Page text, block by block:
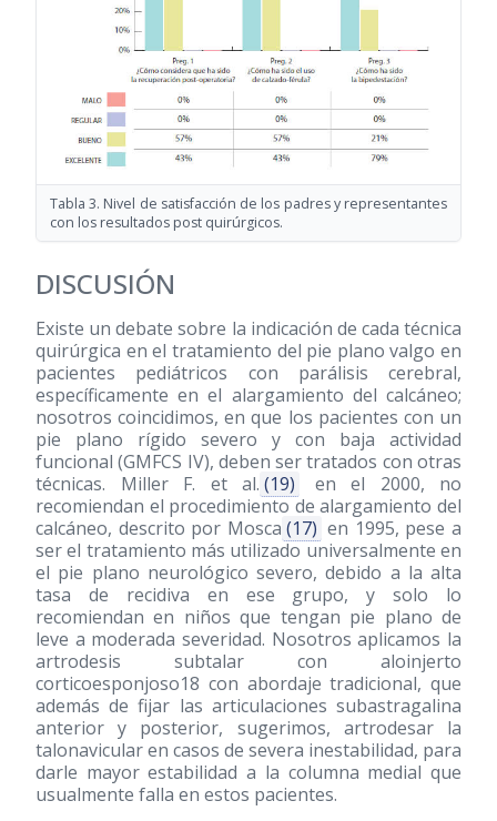
Tabla 3. Nivel de satisfacción de los padres y representantes
con los resultados post quirúrgicos.
DISCUSIÓN
Existe un debate sobre la indicación de cada técnica
quirúrgica en el tratamiento del pie plano valgo en
pacientes pediátricos con parálisis cerebral,
específicamente en el alargamiento del calcáneo;
nosotros coincidimos, en que los pacientes con un
pie plano rígido severo y con baja actividad
funcional (GMFCS IV), deben ser tratados con otras
técnicas. Miller F. et al. (19)
en el 2000, no
recomiendan el procedimiento de alargamiento del
calcáneo, descrito por Mosca (17) en 1995, pese a
ser el tratamiento más utilizado universalmente en
el pie plano neurológico severo, debido a la alta
tasa de recidiva en ese grupo, y solo lo
recomiendan en niños que tengan pie plano de
leve a moderada severidad. Nosotros aplicamos la
artrodesis subtalar con aloinjerto
corticoesponjoso18 con abordaje tradicional, que
además de fijar las articulaciones subastragalina
anterior y posterior, sugerimos, artrodesar la
talonavicular en casos de severa inestabilidad, para
darle mayor estabilidad a la columna medial que
usualmente falla en estos pacientes.